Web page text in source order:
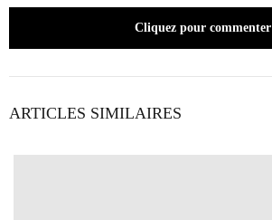
Cliquez pour commenter
ARTICLES SIMILAIRES